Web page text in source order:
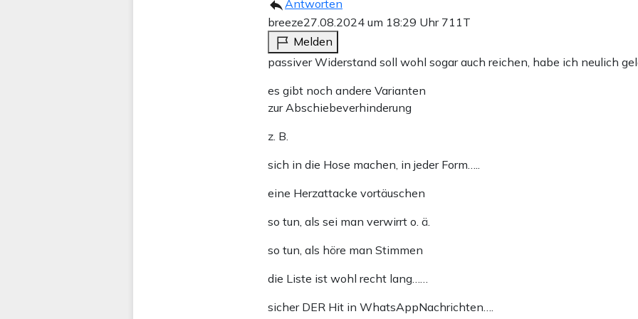
Antworten
breeze27.08.2024 um 18:29 Uhr 711T
Melden
passiver Widerstand soll wohl sogar auch reichen, habe ich neulich
es gibt noch andere Varianten
zur Abschiebeverhinderung
z. B.
sich in die Hose machen, in jeder Form…..
eine Herzattacke vortäuschen
so tun, als sei man verwirrt o. ä.
so tun, als höre man Stimmen
die Liste ist wohl recht lang……
sicher DER Hit in WhatsAppNachrichten….